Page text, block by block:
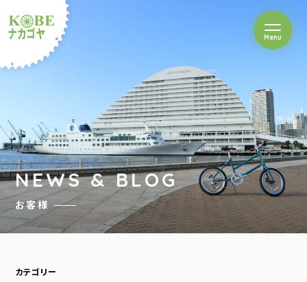
ルショップナカゴヤ
Menuを開閉
NEWS & BLOG
お客様
カテゴリー